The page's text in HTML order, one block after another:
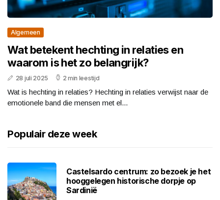
Algemeen
Wat betekent hechting in relaties en
waarom is het zo belangrijk?
28 juli 2025 2 min leestijd
Wat is hechting in relaties? Hechting in relaties verwijst naar de
emotionele band die mensen met el...
Populair deze week
Castelsardo centrum: zo bezoek je het
hooggelegen historische dorpje op
Sardinië